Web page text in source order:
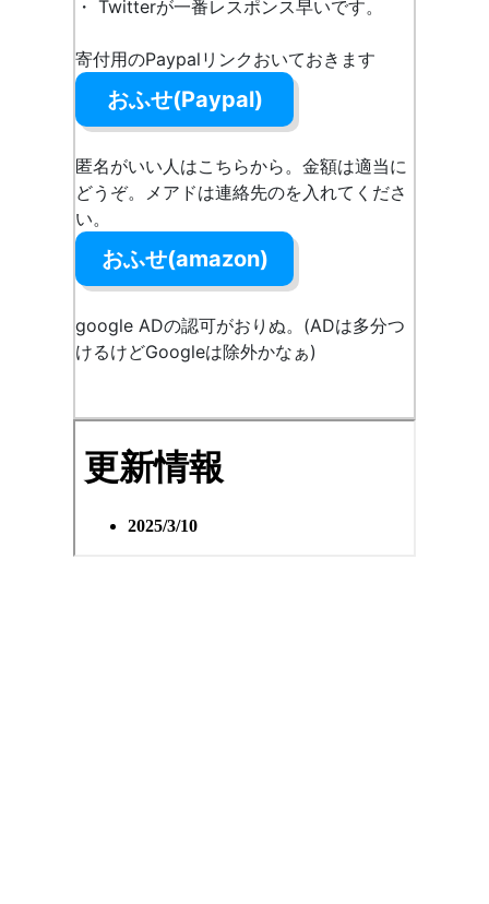
・ Twitterが一番レスポンス早いです。
寄付用のPaypalリンクおいておきます
おふせ(Paypal)
匿名がいい人はこちらから。金額は適当に
どうぞ。メアドは連絡先のを入れてくださ
い。
おふせ(amazon)
google ADの認可がおりぬ。(ADは多分つ
けるけどGoogleは除外かなぁ)